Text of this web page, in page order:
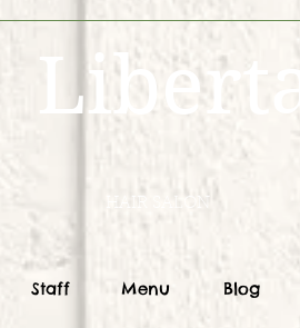
HAIR SALON
Staff Menu Blog